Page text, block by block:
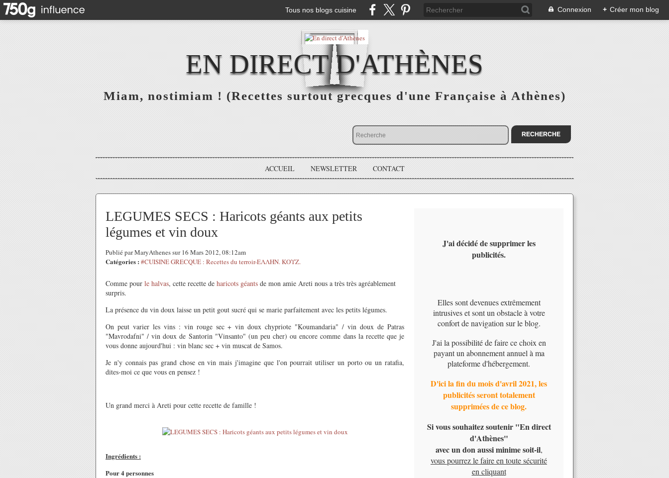
Tous nos blogs cuisine Connexion + Créer mon blog
EN DIRECT D'ATHÈNES
Miam, nostimiam ! (Recettes surtout grecques d'une Française à Athènes)
ACCUEIL NEWSLETTER CONTACT
LEGUMES SECS : Haricots géants aux petits
légumes et vin doux
Publié par MaryAthenes sur 16 Mars 2012, 08:12am
Catégories : #CUISINE GRECQUE : Recettes du terroir-ΕΛΛΗΝ. ΚΟΥΖ.
Comme pour le halvas, cette recette de haricots géants de mon amie Areti nous a très très agréablement
surpris.
La présence du vin doux laisse un petit gout sucré qui se marie parfaitement avec les petits légumes.
On peut varier les vins : vin rouge sec + vin doux chypriote "Koumandaria" / vin doux de Patras
"Mavrodafni" / vin doux de Santorin "Vinsanto" (un peu cher) ou encore comme dans la recette que je
vous donne aujourd'hui : vin blanc sec + vin muscat de Samos.
Je n'y connais pas grand chose en vin mais j'imagine que l'on pourrait utiliser un porto ou un ratafia,
dites-moi ce que vous en pensez !
Un grand merci à Areti pour cette recette de famille !
Ingrédients :
Pour 4 personnes
J'ai décidé de supprimer les
publicités.
Elles sont devenues extrêmement
intrusives et sont un obstacle à votre
confort de navigation sur le blog.
J'ai la possibilité de faire ce choix en
payant un abonnement annuel à ma
plateforme d'hébergement.
D'ici la fin du mois d'avril 2021, les
publicités seront totalement
supprimées de ce blog.
Si vous souhaitez soutenir "En direct
d'Athènes"
avec un don aussi minime soit-il,
vous pourrez le faire en toute sécurité
en cliquant